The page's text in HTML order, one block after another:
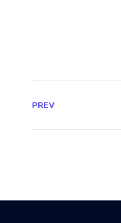
PREV